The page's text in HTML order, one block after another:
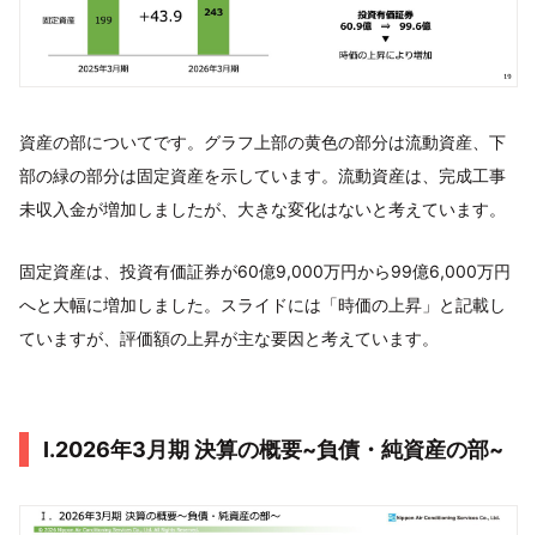
資産の部についてです。グラフ上部の黄色の部分は流動資産、下
部の緑の部分は固定資産を示しています。流動資産は、完成工事
未収入金が増加しましたが、大きな変化はないと考えています。
固定資産は、投資有価証券が60億9,000万円から99億6,000万円
へと大幅に増加しました。スライドには「時価の上昇」と記載し
ていますが、評価額の上昇が主な要因と考えています。
I.2026年3月期 決算の概要~負債・純資産の部~